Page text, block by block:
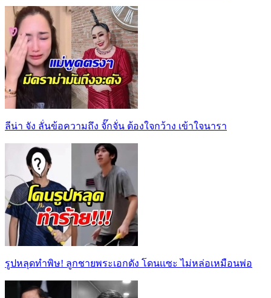
ลีน่า จัง ลั่นข้อความถึง จั๊กจั่น ต้องใจกว้าง เข้าใจนารา
รูปหลุดทำพิษ! ลูกชายพระเอกดัง โดนเเซะ ไม่หล่อเหมือนพ่อ